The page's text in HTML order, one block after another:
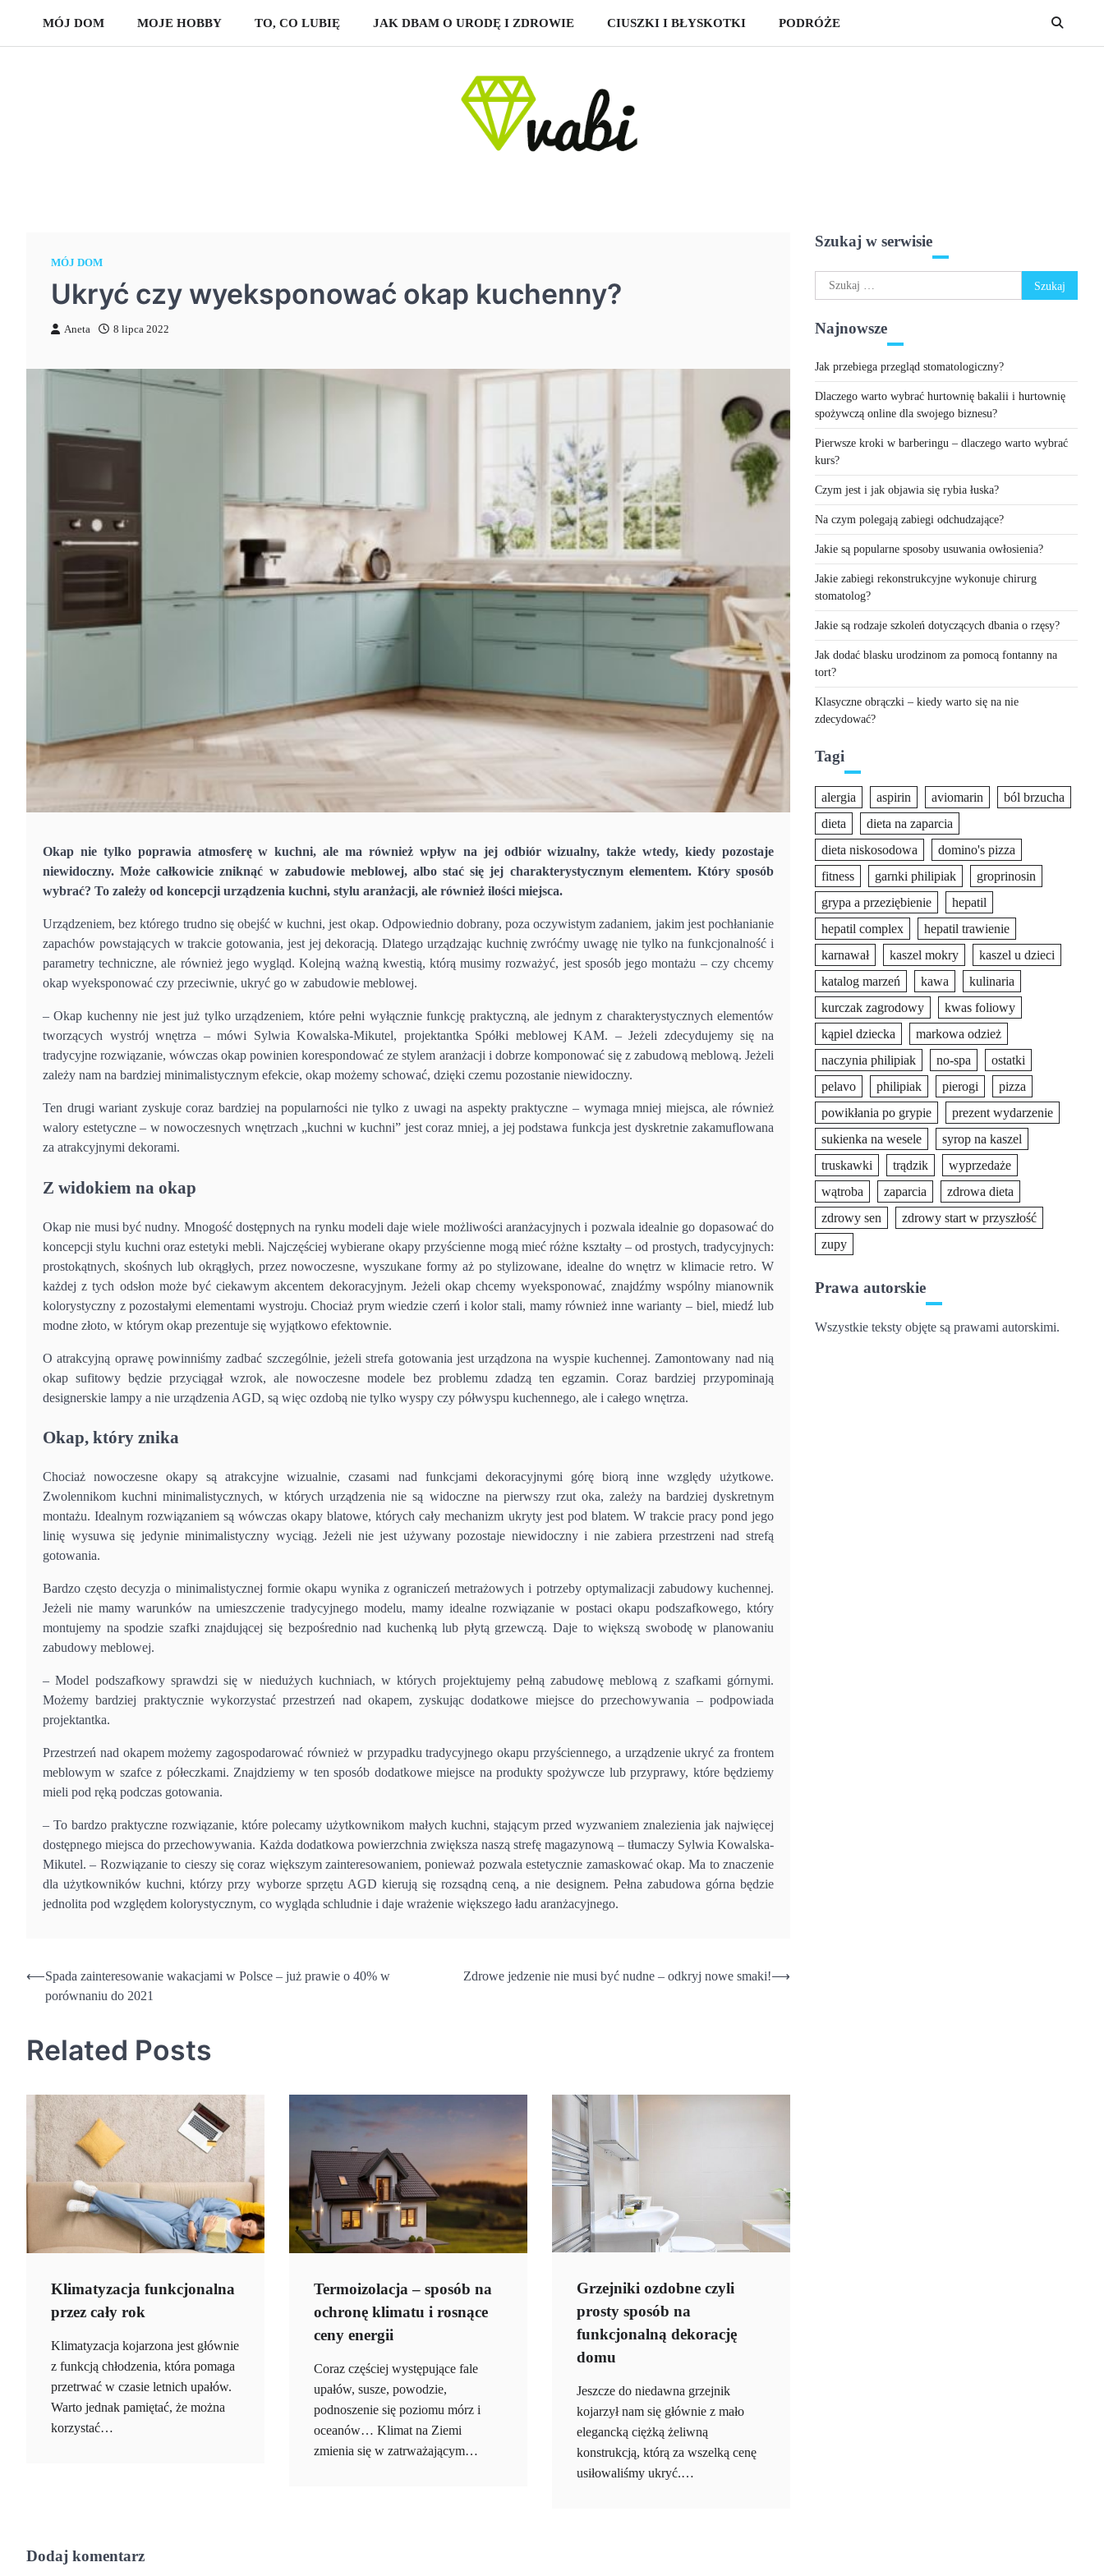
content
MÓJ DOM MOJE HOBBY TO, CO LUBIĘ JAK DBAM O URODĘ I ZDROWIE CIUSZKI I BŁYSKOTKI PODRÓŻE
MÓJ DOM
Ukryć czy wyeksponować okap kuchenny?
Aneta 8 lipca 2022
Okap nie tylko poprawia atmosferę w kuchni, ale ma również wpływ na jej odbiór wizualny, także wtedy, kiedy pozostaje
niewidoczny. Może całkowicie zniknąć w zabudowie meblowej, albo stać się jej charakterystycznym elementem. Który sposób
wybrać? To zależy od koncepcji urządzenia kuchni, stylu aranżacji, ale również ilości miejsca.
Urządzeniem, bez którego trudno się obejść w kuchni, jest okap. Odpowiednio dobrany, poza oczywistym zadaniem, jakim jest pochłanianie
zapachów powstających w trakcie gotowania, jest jej dekoracją. Dlatego urządzając kuchnię zwróćmy uwagę nie tylko na funkcjonalność i
parametry techniczne, ale również jego wygląd. Kolejną ważną kwestią, którą musimy rozważyć, jest sposób jego montażu – czy chcemy
okap wyeksponować czy przeciwnie, ukryć go w zabudowie meblowej.
– Okap kuchenny nie jest już tylko urządzeniem, które pełni wyłącznie funkcję praktyczną, ale jednym z charakterystycznych elementów
tworzących wystrój wnętrza – mówi Sylwia Kowalska-Mikutel, projektantka Spółki meblowej KAM. – Jeżeli zdecydujemy się na
tradycyjne rozwiązanie, wówczas okap powinien korespondować ze stylem aranżacji i dobrze komponować się z zabudową meblową. Jeżeli
zależy nam na bardziej minimalistycznym efekcie, okap możemy schować, dzięki czemu pozostanie niewidoczny.
Ten drugi wariant zyskuje coraz bardziej na popularności nie tylko z uwagi na aspekty praktyczne – wymaga mniej miejsca, ale również
walory estetyczne – w nowoczesnych wnętrzach „kuchni w kuchni” jest coraz mniej, a jej podstawa funkcja jest dyskretnie zakamuflowana
za atrakcyjnymi dekorami.
Z widokiem na okap
Okap nie musi być nudny. Mnogość dostępnych na rynku modeli daje wiele możliwości aranżacyjnych i pozwala idealnie go dopasować do
koncepcji stylu kuchni oraz estetyki mebli. Najczęściej wybierane okapy przyścienne mogą mieć różne kształty – od prostych, tradycyjnych:
prostokątnych, skośnych lub okrągłych, przez nowoczesne, wyszukane formy aż po stylizowane, idealne do wnętrz w klimacie retro. W
każdej z tych odsłon może być ciekawym akcentem dekoracyjnym. Jeżeli okap chcemy wyeksponować, znajdźmy wspólny mianownik
kolorystyczny z pozostałymi elementami wystroju. Chociaż prym wiedzie czerń i kolor stali, mamy również inne warianty – biel, miedź lub
modne złoto, w którym okap prezentuje się wyjątkowo efektownie.
O atrakcyjną oprawę powinniśmy zadbać szczególnie, jeżeli strefa gotowania jest urządzona na wyspie kuchennej. Zamontowany nad nią
okap sufitowy będzie przyciągał wzrok, ale nowoczesne modele bez problemu zdadzą ten egzamin. Coraz bardziej przypominają
designerskie lampy a nie urządzenia AGD, są więc ozdobą nie tylko wyspy czy półwyspu kuchennego, ale i całego wnętrza.
Okap, który znika
Chociaż nowoczesne okapy są atrakcyjne wizualnie, czasami nad funkcjami dekoracyjnymi górę biorą inne względy użytkowe.
Zwolennikom kuchni minimalistycznych, w których urządzenia nie są widoczne na pierwszy rzut oka, zależy na bardziej dyskretnym
montażu. Idealnym rozwiązaniem są wówczas okapy blatowe, których cały mechanizm ukryty jest pod blatem. W trakcie pracy pond jego
linię wysuwa się jedynie minimalistyczny wyciąg. Jeżeli nie jest używany pozostaje niewidoczny i nie zabiera przestrzeni nad strefą
gotowania.
Bardzo często decyzja o minimalistycznej formie okapu wynika z ograniczeń metrażowych i potrzeby optymalizacji zabudowy kuchennej.
Jeżeli nie mamy warunków na umieszczenie tradycyjnego modelu, mamy idealne rozwiązanie w postaci okapu podszafkowego, który
montujemy na spodzie szafki znajdującej się bezpośrednio nad kuchenką lub płytą grzewczą. Daje to większą swobodę w planowaniu
zabudowy meblowej.
– Model podszafkowy sprawdzi się w niedużych kuchniach, w których projektujemy pełną zabudowę meblową z szafkami górnymi.
Możemy bardziej praktycznie wykorzystać przestrzeń nad okapem, zyskując dodatkowe miejsce do przechowywania – podpowiada
projektantka.
Przestrzeń nad okapem możemy zagospodarować również w przypadku tradycyjnego okapu przyściennego, a urządzenie ukryć za frontem
meblowym w szafce z półeczkami. Znajdziemy w ten sposób dodatkowe miejsce na produkty spożywcze lub przyprawy, które będziemy
mieli pod ręką podczas gotowania.
– To bardzo praktyczne rozwiązanie, które polecamy użytkownikom małych kuchni, stającym przed wyzwaniem znalezienia jak najwięcej
dostępnego miejsca do przechowywania. Każda dodatkowa powierzchnia zwiększa naszą strefę magazynową – tłumaczy Sylwia Kowalska-
Mikutel. – Rozwiązanie to cieszy się coraz większym zainteresowaniem, ponieważ pozwala estetycznie zamaskować okap. Ma to znaczenie
dla użytkowników kuchni, którzy przy wyborze sprzętu AGD kierują się rozsądną ceną, a nie designem. Pełna zabudowa górna będzie
jednolita pod względem kolorystycznym, co wygląda schludnie i daje wrażenie większego ładu aranżacyjnego.
Nawigacja
wpisu
⟵Spada zainteresowanie wakacjami w Polsce – już prawie o 40% w
porównaniu do 2021
Zdrowe jedzenie nie musi być nudne – odkryj nowe smaki!⟶
Related Posts
Klimatyzacja funkcjonalna
przez cały rok
Klimatyzacja kojarzona jest głównie
z funkcją chłodzenia, która pomaga
przetrwać w czasie letnich upałów.
Warto jednak pamiętać, że można
korzystać…
Termoizolacja – sposób na
ochronę klimatu i rosnące
ceny energii
Coraz częściej występujące fale
upałów, susze, powodzie,
podnoszenie się poziomu mórz i
oceanów… Klimat na Ziemi
zmienia się w zatrważającym…
Grzejniki ozdobne czyli
prosty sposób na
funkcjonalną dekorację
domu
Jeszcze do niedawna grzejnik
kojarzył nam się głównie z mało
elegancką ciężką żeliwną
konstrukcją, którą za wszelką cenę
usiłowaliśmy ukryć.…
Dodaj komentarz
Szukaj w serwisie
Szukaj:
Najnowsze
Jak przebiega przegląd stomatologiczny?
Dlaczego warto wybrać hurtownię bakalii i hurtownię
spożywczą online dla swojego biznesu?
Pierwsze kroki w barberingu – dlaczego warto wybrać
kurs?
Czym jest i jak objawia się rybia łuska?
Na czym polegają zabiegi odchudzające?
Jakie są popularne sposoby usuwania owłosienia?
Jakie zabiegi rekonstrukcyjne wykonuje chirurg
stomatolog?
Jakie są rodzaje szkoleń dotyczących dbania o rzęsy?
Jak dodać blasku urodzinom za pomocą fontanny na
tort?
Klasyczne obrączki – kiedy warto się na nie
zdecydować?
Tagi
alergia aspirin aviomarin
ból brzucha
dieta
dieta na zaparcia
dieta niskosodowa
domino's pizza
fitness
garnki philipiak
groprinosin
grypa a przeziębienie
hepatil
hepatil complex
hepatil trawienie
karnawał
kaszel mokry
kaszel u dzieci
katalog marzeń
kawa
kulinaria
kurczak zagrodowy
kwas foliowy
kąpiel dziecka
markowa odzież
naczynia philipiak
no-spa
ostatki
pelavo
philipiak pierogi
pizza
powikłania po grypie
prezent wydarzenie
sukienka na wesele
syrop na kaszel
truskawki
trądzik
wyprzedaże
wątroba
zaparcia
zdrowa dieta
zdrowy sen
zdrowy start w przyszłość
zupy
Prawa autorskie
Wszystkie teksty objęte są prawami autorskimi.